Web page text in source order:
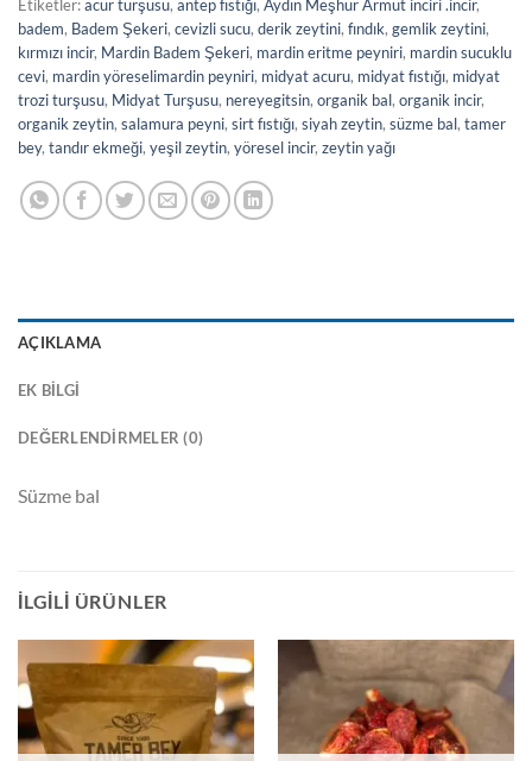
Etiketler:acur turşusu, antep fıstığı, Aydın Meşhur Armut inciri .incir,
badem, Badem Şekeri, cevizli sucu, derik zeytini, fındık, gemlik zeytini,
kırmızı incir, Mardin Badem Şekeri, mardin eritme peyniri, mardin sucuklu
cevi, mardin yöreselimardin peyniri, midyat acuru, midyat fıstığı, midyat
trozi turşusu, Midyat Turşusu, nereyegitsin, organik bal, organik incir,
organik zeytin, salamura peyni, sirt fıstığı, siyah zeytin, süzme bal, tamer
bey, tandır ekmeği, yeşil zeytin, yöresel incir, zeytin yağı
AÇIKLAMA
EK BILGI
DEĞERLENDIRMELER (0)
Süzme bal
İLGILI ÜRÜNLER